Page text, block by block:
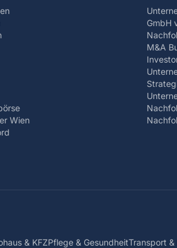
Wien
GmbH
M&A
& KFZPflege & GesundheitTransport